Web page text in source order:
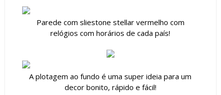
Parede com sliestone stellar vermelho com
relógios com horários de cada país!
A plotagem ao fundo é uma super ideia para um
decor bonito, rápido e fácil!